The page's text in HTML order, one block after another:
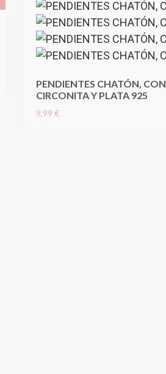
PENDIENTES CHATÓN, CON
CIRCONITA Y PLATA 925
9,99 €